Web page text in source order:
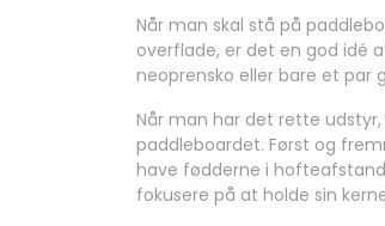
Når man skal stå på
overflade, er det en god idé
neoprensko eller bare et par
Når man har det rette
paddleboardet. Først og
have fødderne i
fokusere på at holde sin